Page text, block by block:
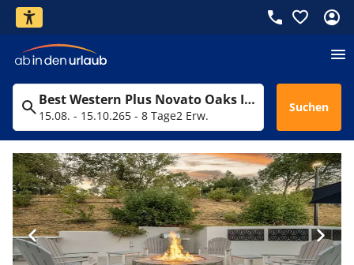
Best Western Plus Novato Oaks Inn
15.08. - 15.10.265 - 8 Tage2 Erw.
Suchen